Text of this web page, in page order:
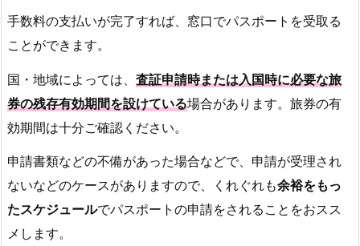
手数料の支払いが完了すれば、窓口でパスポートを受取る
ことができます。
国・地域によっては、 査証申請時または入国時に必要な旅
券の残存有効期間を設けている場合があります。旅券の有
効期間は十分ご確認ください。
申請書類などの不備があった場合などで、申請が受理され
ないなどのケースがありますので、くれぐれも余裕をもっ
たスケジュールでパスポートの申請をされることをおスス
メします。